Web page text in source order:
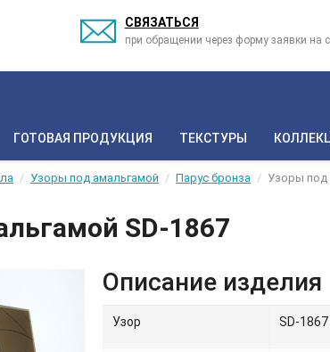
СВЯЗАТЬСЯ
при обращении через форму заявки на
ГОТОВАЯ ПРОДУКЦИЯ ТЕКСТУРЫ
Узоры под амальгамой Парус бронза Узоры под
SD-1867
Описание изделия
Узор SD-1867